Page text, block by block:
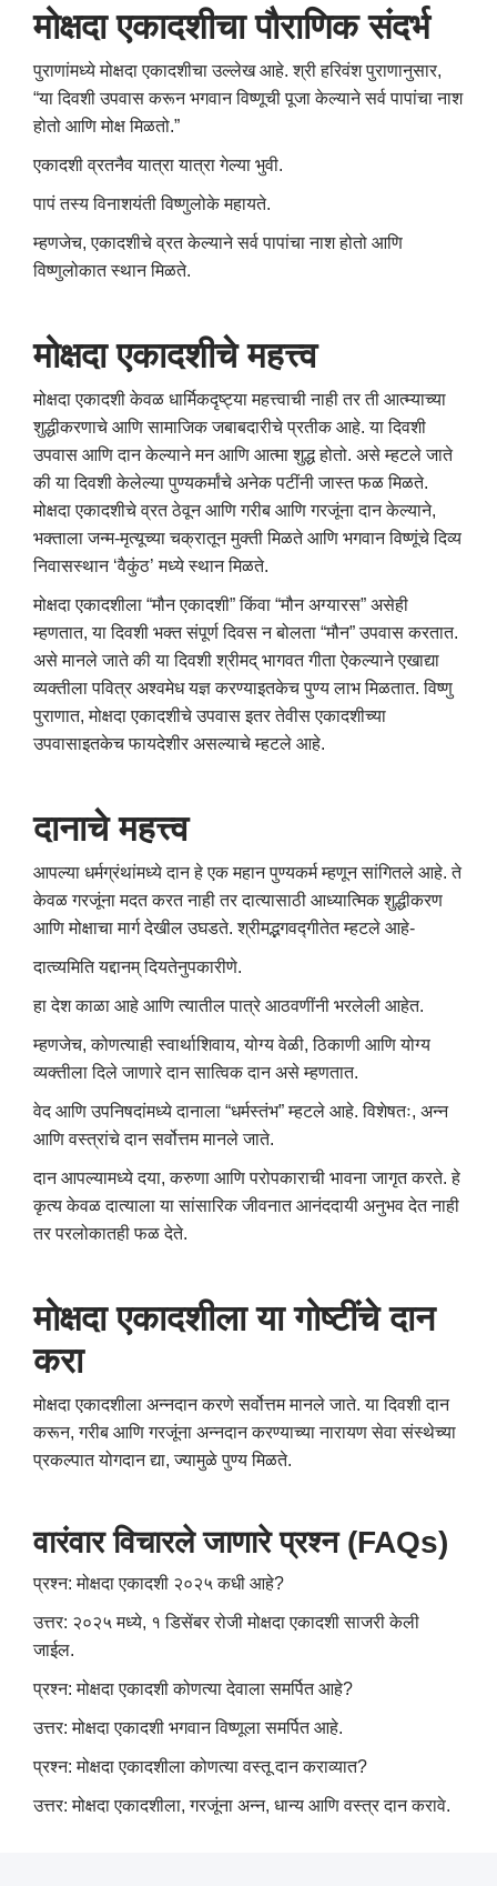
मोक्षदा एकादशीचा पौराणिक संदर्भ
पुराणांमध्ये मोक्षदा एकादशीचा उल्लेख आहे. श्री हरिवंश पुराणानुसार,
“या दिवशी उपवास करून भगवान विष्णूची पूजा केल्याने सर्व पापांचा नाश
होतो आणि मोक्ष मिळतो.”
एकादशी व्रतनैव यात्रा यात्रा गेल्या भुवी.
पापं तस्य विनाशयंती विष्णुलोके महायते.
म्हणजेच, एकादशीचे व्रत केल्याने सर्व पापांचा नाश होतो आणि
विष्णुलोकात स्थान मिळते.
मोक्षदा एकादशीचे महत्त्व
मोक्षदा एकादशी केवळ धार्मिकदृष्ट्या महत्त्वाची नाही तर ती आत्म्याच्या
शुद्धीकरणाचे आणि सामाजिक जबाबदारीचे प्रतीक आहे. या दिवशी
उपवास आणि दान केल्याने मन आणि आत्मा शुद्ध होतो. असे म्हटले जाते
की या दिवशी केलेल्या पुण्यकर्मांचे अनेक पटींनी जास्त फळ मिळते.
मोक्षदा एकादशीचे व्रत ठेवून आणि गरीब आणि गरजूंना दान केल्याने,
भक्ताला जन्म-मृत्यूच्या चक्रातून मुक्ती मिळते आणि भगवान विष्णूंचे दिव्य
निवासस्थान ‘वैकुंठ’ मध्ये स्थान मिळते.
मोक्षदा एकादशीला “मौन एकादशी” किंवा “मौन अग्यारस” असेही
म्हणतात, या दिवशी भक्त संपूर्ण दिवस न बोलता “मौन” उपवास करतात.
असे मानले जाते की या दिवशी श्रीमद् भागवत गीता ऐकल्याने एखाद्या
व्यक्तीला पवित्र अश्वमेध यज्ञ करण्याइतकेच पुण्य लाभ मिळतात. विष्णु
पुराणात, मोक्षदा एकादशीचे उपवास इतर तेवीस एकादशीच्या
उपवासाइतकेच फायदेशीर असल्याचे म्हटले आहे.
दानाचे महत्त्व
आपल्या धर्मग्रंथांमध्ये दान हे एक महान पुण्यकर्म म्हणून सांगितले आहे. ते
केवळ गरजूंना मदत करत नाही तर दात्यासाठी आध्यात्मिक शुद्धीकरण
आणि मोक्षाचा मार्ग देखील उघडते. श्रीमद्भगवद्गीतेत म्हटले आहे-
दात्व्यमिति यद्दानम् दियतेनुपकारीणे.
हा देश काळा आहे आणि त्यातील पात्रे आठवणींनी भरलेली आहेत.
म्हणजेच, कोणत्याही स्वार्थाशिवाय, योग्य वेळी, ठिकाणी आणि योग्य
व्यक्तीला दिले जाणारे दान सात्विक दान असे म्हणतात.
वेद आणि उपनिषदांमध्ये दानाला “धर्मस्तंभ” म्हटले आहे. विशेषतः, अन्न
आणि वस्त्रांचे दान सर्वोत्तम मानले जाते.
दान आपल्यामध्ये दया, करुणा आणि परोपकाराची भावना जागृत करते. हे
कृत्य केवळ दात्याला या सांसारिक जीवनात आनंददायी अनुभव देत नाही
तर परलोकातही फळ देते.
मोक्षदा एकादशीला या गोष्टींचे दान
करा
मोक्षदा एकादशीला अन्नदान करणे सर्वोत्तम मानले जाते. या दिवशी दान
करून, गरीब आणि गरजूंना अन्नदान करण्याच्या नारायण सेवा संस्थेच्या
प्रकल्पात योगदान द्या, ज्यामुळे पुण्य मिळते.
वारंवार विचारले जाणारे प्रश्न (FAQs)
प्रश्न: मोक्षदा एकादशी २०२५ कधी आहे?
उत्तर: २०२५ मध्ये, १ डिसेंबर रोजी मोक्षदा एकादशी साजरी केली
जाईल.
प्रश्न: मोक्षदा एकादशी कोणत्या देवाला समर्पित आहे?
उत्तर: मोक्षदा एकादशी भगवान विष्णूला समर्पित आहे.
प्रश्न: मोक्षदा एकादशीला कोणत्या वस्तू दान कराव्यात?
उत्तर: मोक्षदा एकादशीला, गरजूंना अन्न, धान्य आणि वस्त्र दान करावे.